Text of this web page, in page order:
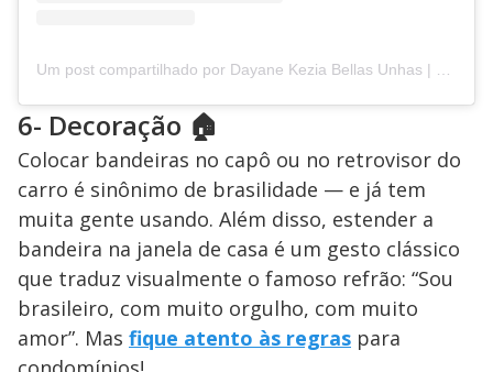
6- Decoração 🏠
Colocar bandeiras no capô ou no retrovisor do
carro é sinônimo de brasilidade — e já tem
muita gente usando. Além disso, estender a
bandeira na janela de casa é um gesto clássico
que traduz visualmente o famoso refrão: “Sou
brasileiro, com muito orgulho, com muito
amor”. Mas fique atento às regras para